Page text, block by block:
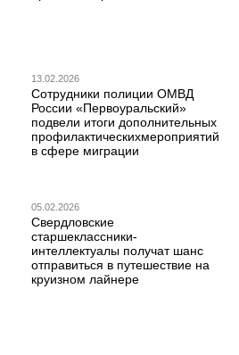
13.02.2026
Сотрудники полиции ОМВД
России «Первоуральский»
подвели итоги дополнительных
профилактическихмероприятий
в сфере миграции
05.02.2026
Свердловские
старшеклассники-
интеллектуалы получат шанс
отправиться в путешествие на
круизном лайнере